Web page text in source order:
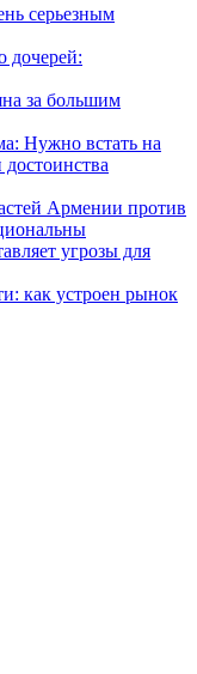
серьезным
дочерей:
за большим
Нужно встать на
Армении против
угрозы для
как устроен рынок